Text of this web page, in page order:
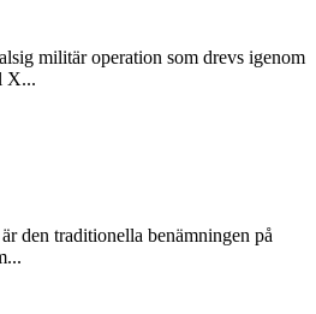
militär operation som drevs igenom
X...
den traditionella benämningen på